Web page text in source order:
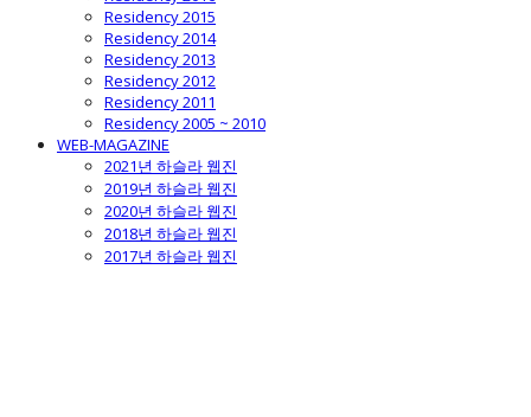
Residency 2015
Residency 2014
Residency 2013
Residency 2012
Residency 2011
Residency 2005 ~ 2010
WEB-MAGAZINE
2021년 하슬라 웹진
2019년 하슬라 웹진
2020년 하슬라 웹진
2018년 하슬라 웹진
2017년 하슬라 웹진